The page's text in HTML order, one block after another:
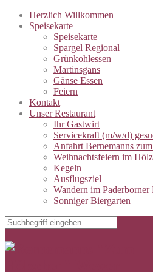
Herzlich Willkommen
Speisekarte
Speisekarte
Spargel Regional
Grünkohlessen
Martinsgans
Gänse Essen
Feiern
Kontakt
Unser Restaurant
Ihr Gastwirt
Servicekraft (m/w/d)
Anfahrt Bernemanns
Weihnachtsfeiern im
Kegeln
Ausflugsziel
Wandern im Paderborner
Sonniger Biergarten